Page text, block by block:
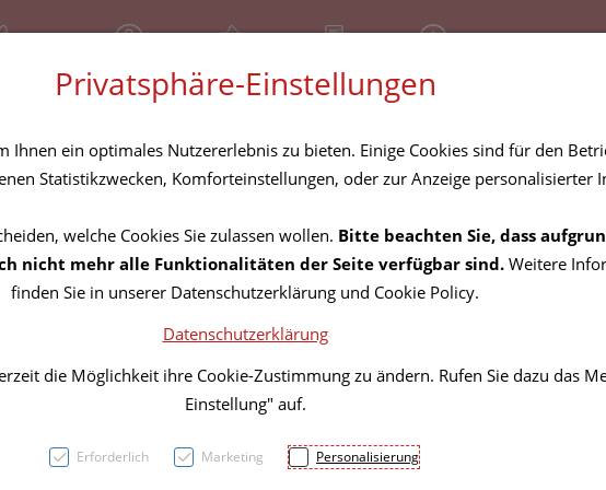
Geschlossen Über uns Rezept-Anfrage
Flexigrip
5,20 EUR
Privatsphäre-Einstellungen
Ihnen ein optimales Nutzererlebnis zu bieten. Einige Cookies sind für den
Statistikzwecken, Komforteinstellungen, oder zur Anzeige personalisierter
welche Cookies Sie zulassen wollen. Bitte beachten Sie, dass
nicht mehr alle Funktionalitäten der Seite verfügbar sind. Weitere
finden Sie in unserer Datenschutzerklärung und Cookie Policy.
Datenschutzerklärung
die Möglichkeit ihre Cookie-Zustimmung zu ändern. Rufen Sie dazu das
Einstellung" auf.
Erforderlich Marketing Personalisierung